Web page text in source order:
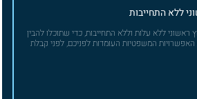
ללא התחייבות
ראשוני ללא עלות וללא התחייבות, כדי שתוכלו להבין
האפשרויות המשפטיות העומדות לפניכם, לפני קבלת